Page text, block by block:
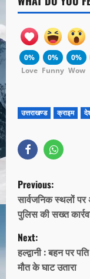
0%
Love
0%
Funny
0%
Wow
उत्तराखण्ड क्राइम
Previous:
सार्वजनिक स्थलों पर
पुलिस की सख्त
Next:
हल्द्वानी : बहन पर
मौत के घाट उतारा